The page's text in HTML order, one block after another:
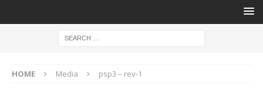
HOME Media psp3 – rev-1